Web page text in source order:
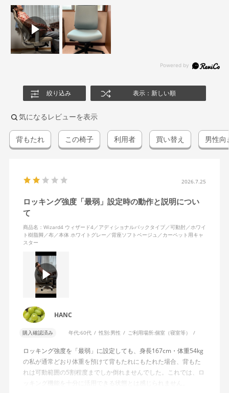
絞り込み 表示：新しい順
気になるレビューを表示
背もたれ この椅子 利用者 買い替え 男性向
2026.7.25
ロッキング強度「最弱」設定時の動作と説明につい
て
商品名：Wizard4 ウィザード4／アディショナルバックタイプ／可動肘／ホワイ
ト樹脂脚／布／本体 ホワイトグレー／背座ソフトベージュ／カーペット用キャ
スター
HANC
購入確認済み 年代:60代 性別:男性 ご利用場所:個室（寝室等）
ロッキング強度を「最弱」に設定しても、身長167cm・体重54kg
の私が通常どおり体重を預けて背もたれにもたれた場合、背もた
れは可動範囲の5割程度までしか倒れませんでした。これでは、ロ
ッキング機能を十分に活用できる状態とは感じられません。